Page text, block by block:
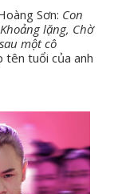
Sơn: Con
lặng, Chờ
một cô
tên tuổi của anh